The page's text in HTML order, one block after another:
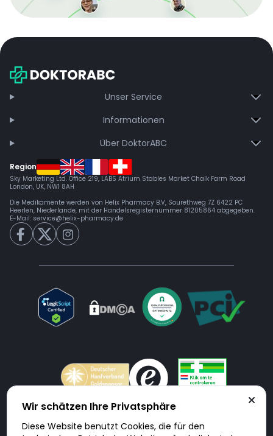
bei jeder Bestellung, erhalten schnelle Lieferung und
Unser Service
Informationen
Über DoktorABC
Region
Sky Marketing Ltd. Office 219, LABS Atrium Stables Market Chalk Farm Road
London, UK, NW1 8AH
Die Medikamente werden von Helix Pharmacy B.V, Sourethweg 7Z 6422 PC
Heerlen, Niederlande, mit der Handelsregisternummer 81205864 abgegeben.
E-Mail: service@helix-pharmacy.de
Doktorabc.com ist eine Vermittlungsplattform. Doktorabc ist ausdrücklich
Wir schätzen Ihre Privatsphäre
Diese Website benutzt Cookies, die für den